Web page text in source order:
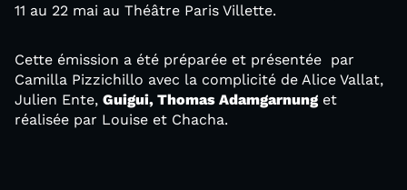
11 au 22 mai au Théâtre Paris Villette.
Cette émission a été préparée et présentée par
Camilla Pizzichillo avec la complicité de Alice Vallat,
Julien Ente, Guigui, Thomas Adamgarnung et
réalisée par Louise et Chacha.